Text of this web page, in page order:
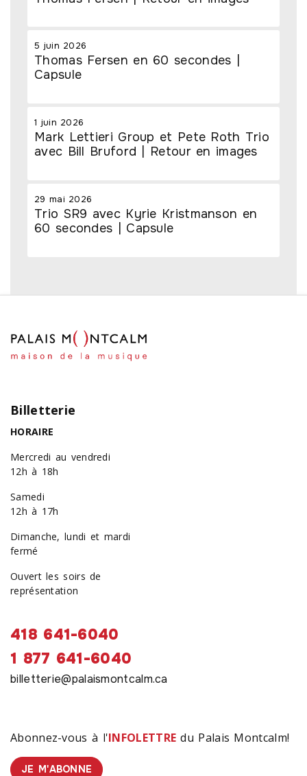
5 juin 2026
Thomas Fersen en 60 secondes |
Capsule
1 juin 2026
Mark Lettieri Group et Pete Roth Trio
avec Bill Bruford | Retour en images
29 mai 2026
Trio SR9 avec Kyrie Kristmanson en
60 secondes | Capsule
Abonnez-vous à l'INFOLETTRE du Palais Montcalm!
JE M'ABONNE
Billetterie
HORAIRE
Mercredi au vendredi
12h à 18h
Samedi
12h à 17h
Dimanche, lundi et mardi
fermé
Ouvert les soirs de
représentation
418 641-6040
1 877 641-6040
billetterie@palaismontcalm.ca